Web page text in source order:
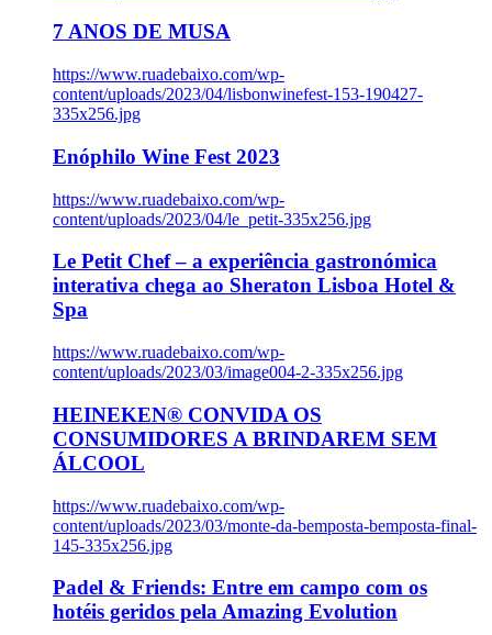
7 ANOS DE MUSA
https://www.ruadebaixo.com/wp-
content/uploads/2023/04/lisbonwinefest-153-190427-
335x256.jpg
Enóphilo Wine Fest 2023
https://www.ruadebaixo.com/wp-
content/uploads/2023/04/le_petit-335x256.jpg
Le Petit Chef – a experiência gastronómica
interativa chega ao Sheraton Lisboa Hotel &
Spa
https://www.ruadebaixo.com/wp-
content/uploads/2023/03/image004-2-335x256.jpg
HEINEKEN® CONVIDA OS
CONSUMIDORES A BRINDAREM SEM
ÁLCOOL
https://www.ruadebaixo.com/wp-
content/uploads/2023/03/monte-da-bemposta-bemposta-final-
145-335x256.jpg
Padel & Friends: Entre em campo com os
hotéis geridos pela Amazing Evolution